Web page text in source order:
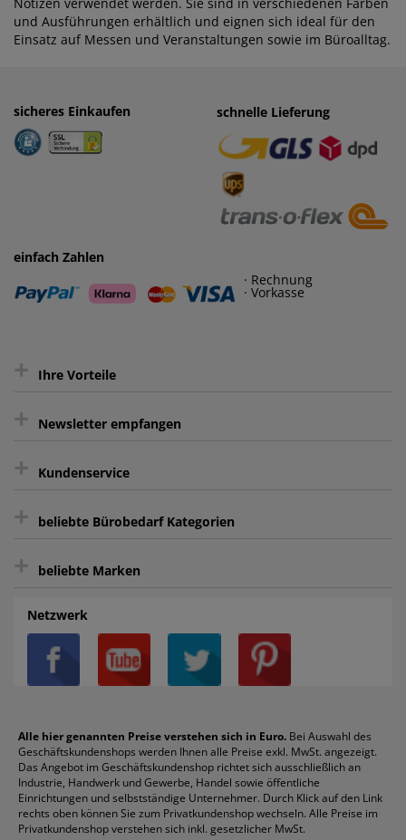
und Ausführungen erhältlich und eignen sich ideal für den
Einsatz auf Messen und Veranstaltungen sowie im Büroalltag.
sicheres Einkaufen einfaches Zahlen
· Rechnung
· Vorkasse
schnelle Lieferung
einfach Zahlen
· Rechnung
· Vorkasse
+ Ihre Vorteile
Kauf auf Rechnung³
sicher Shoppen durch SSL
intelligentes Kundenkonto
+ Newsletter empfangen
Sie können sich zu jeder Zeit abmelden.
+ Kundenservice
Kontakt
FAQ
AGB
Datenschutz
Privatsphäre-Einstellungen
Über uns
Reklamation / Retouren
Vertrag widerrufen (Privatkunden)
Rabatte & Aktionen
+ beliebte Bürobedarf Kategorien
Aktenvernichter
Batterien
Bleistifte
Blöcke
Boardmarker
Briefumschläge
Druckerpatronen
Etiketten
Fineliner
Folienschreiber
Heftstreifen
Kaffee
Klebeband
Klemmmappen
Kopierpapier
Korrekturmittel
Kugelschreiber
Mappen
Radiergummis
Schnellhefter
Sichthüllen
Taschenrechner
Textmarker
Tintenroller
Tintenpatronen
Toilettenpapier
+ beliebte Marken
Alco
Avery/Zweckform
Canon
Durable
DYMO
Edding
Esselte
Faber-Castell
Leitz
Läufer
Melitta
Pentel
Pelikan
Pilot
Pritt
Schneider
Netzwerk
Alle hier genannten Preise verstehen sich in Euro. Bei Auswahl des
Geschäftskundenshops werden Ihnen alle Preise exkl. MwSt. angezeigt.
Das Angebot im Geschäftskundenshop richtet sich ausschließlich an
Industrie, Handwerk und Gewerbe, Handel sowie öffentliche
Einrichtungen und selbstständige Unternehmer. Durch Klick auf den Link
rechts oben können Sie zum Privatkundenshop wechseln. Alle Preise im
Privatkundenshop verstehen sich inkl. gesetzlicher MwSt.